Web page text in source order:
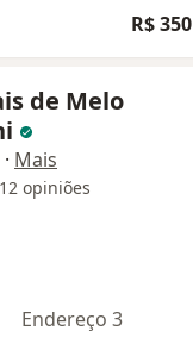
R$ 350
de Melo
· Mais
12 opiniões
Endereço 3